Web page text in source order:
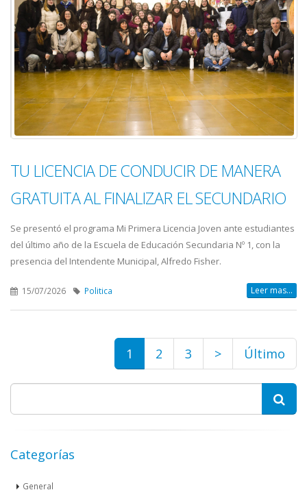
TU LICENCIA DE CONDUCIR DE MANERA
GRATUITA AL FINALIZAR EL SECUNDARIO
Se presentó el programa Mi Primera Licencia Joven ante estudiantes
del último año de la Escuela de Educación Secundaria Nº 1, con la
presencia del Intendente Municipal, Alfredo Fisher.
15/07/2026 Politica Leer mas...
1 2 3 > Último
Categorías
General